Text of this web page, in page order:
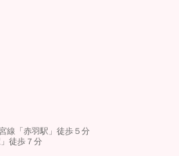
線「赤羽駅」徒歩５分
徒歩７分